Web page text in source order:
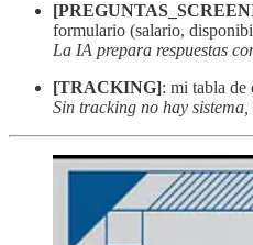
formulario (salario,
La IA prepara respuestas
[TRACKING]: mi tabla de
Sin tracking no hay sistema,